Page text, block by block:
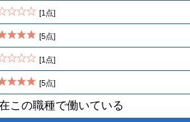
[1点]
[5点]
[1点]
[5点]
この職種で働いている